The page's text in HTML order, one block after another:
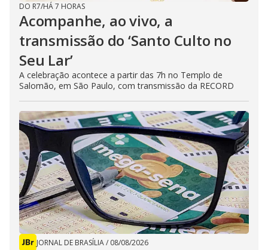
DO R7/HÁ 7 HORAS
Acompanhe, ao vivo, a
transmissão do ‘Santo Culto no
Seu Lar’
A celebração acontece a partir das 7h no Templo de
Salomão, em São Paulo, com transmissão da RECORD
JORNAL DE BRASÍLIA/ 08/08/2026